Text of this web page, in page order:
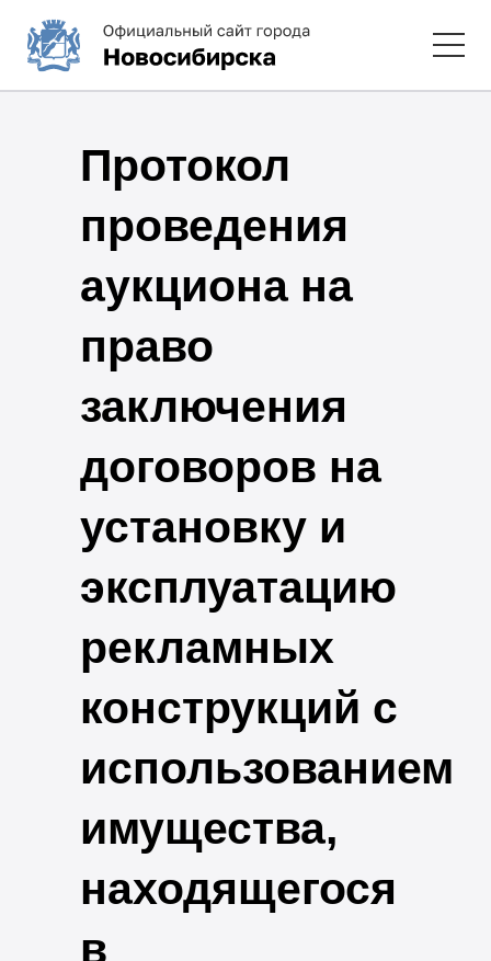
Протокол
проведения
аукциона на
право
заключения
договоров на
установку и
эксплуатацию
рекламных
конструкций с
использованием
имущества,
находящегося
в